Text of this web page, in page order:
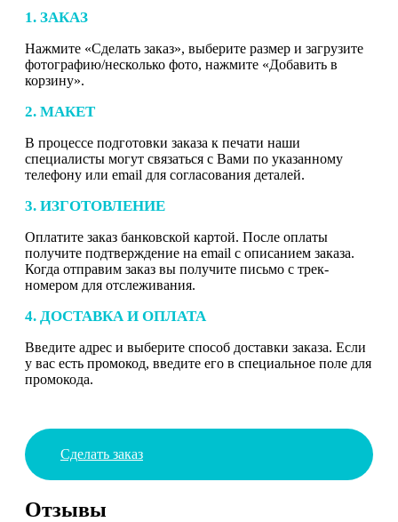
1. ЗАКАЗ
Нажмите «Сделать заказ», выберите размер и загрузите
фотографию/несколько фото, нажмите «Добавить в
корзину».
2. МАКЕТ
В процессе подготовки заказа к печати наши
специалисты могут связаться с Вами по указанному
телефону или email для согласования деталей.
3. ИЗГОТОВЛЕНИЕ
Оплатите заказ банковской картой. После оплаты
получите подтверждение на email с описанием заказа.
Когда отправим заказ вы получите письмо с трек-
номером для отслеживания.
4. ДОСТАВКА И ОПЛАТА
Введите адрес и выберите способ доставки заказа. Если
у вас есть промокод, введите его в специальное поле для
промокода.
Сделать заказ
Отзывы